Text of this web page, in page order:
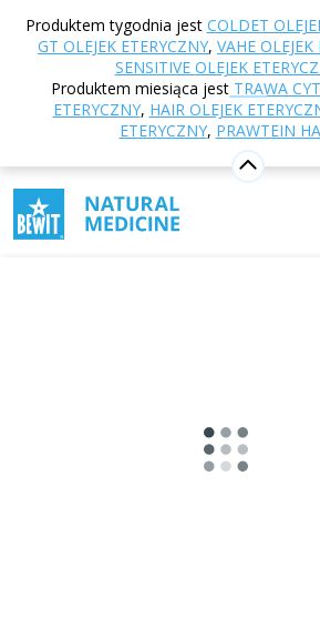
Produktem tygodnia jest COLDET
GT OLEJEK ETERYCZNY, VAHE
SENSITIVE OLEJEK
Produktem miesiąca jest TRAWA
ETERYCZNY, HAIR OLEJEK
ETERYCZNY, PRAWTEIN
Strona główna
minerały
Obelisk Kwarc
Kwarc dymny (nad 100
Smoky quartz
0 Dodaj własną ocenę